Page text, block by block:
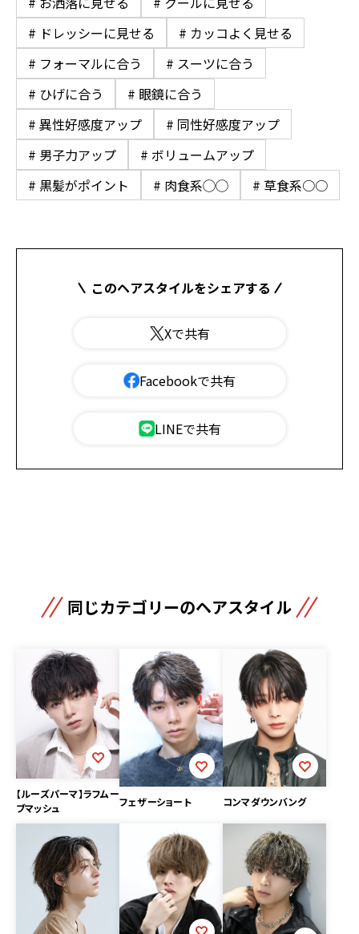
# ドレッシーに見せる
# カッコよく見せる
# フォーマルに合う
# スーツに合う
# ひげに合う
# 眼鏡に合う
# 異性好感度アップ
# 同性好感度アップ
# 男子力アップ
# ボリュームアップ
# 黒髪がポイント
# 肉食系◯◯ # 草食系○○
このヘアスタイルをシェアする
Xで共有
Facebookで共有
LINEで共有
同じカテゴリーのヘアスタイル
【ルーズパーマ】ラフムー
ブマッシュ
フェザーショート コンマダウンバング